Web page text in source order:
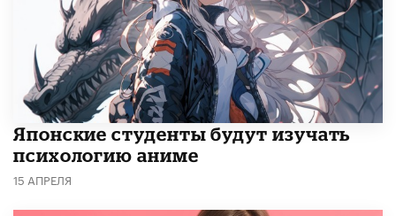
Японские студенты будут изучать
психологию аниме
15 АПРЕЛЯ